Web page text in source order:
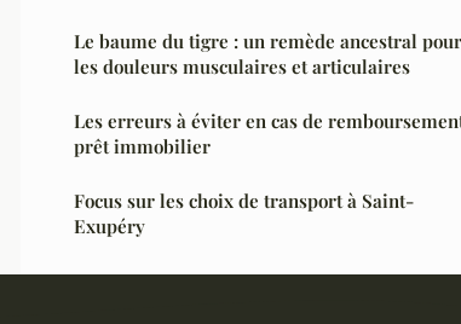
Le baume du tigre : un remède ancestral pour
les douleurs musculaires et articulaires
Les erreurs à éviter en cas de
prêt immobilier
Focus sur les choix de transport à Saint-
Exupéry